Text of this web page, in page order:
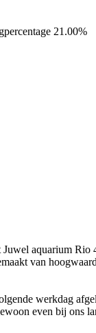
21.00%
aquarium
van
werkdag
even bij ons